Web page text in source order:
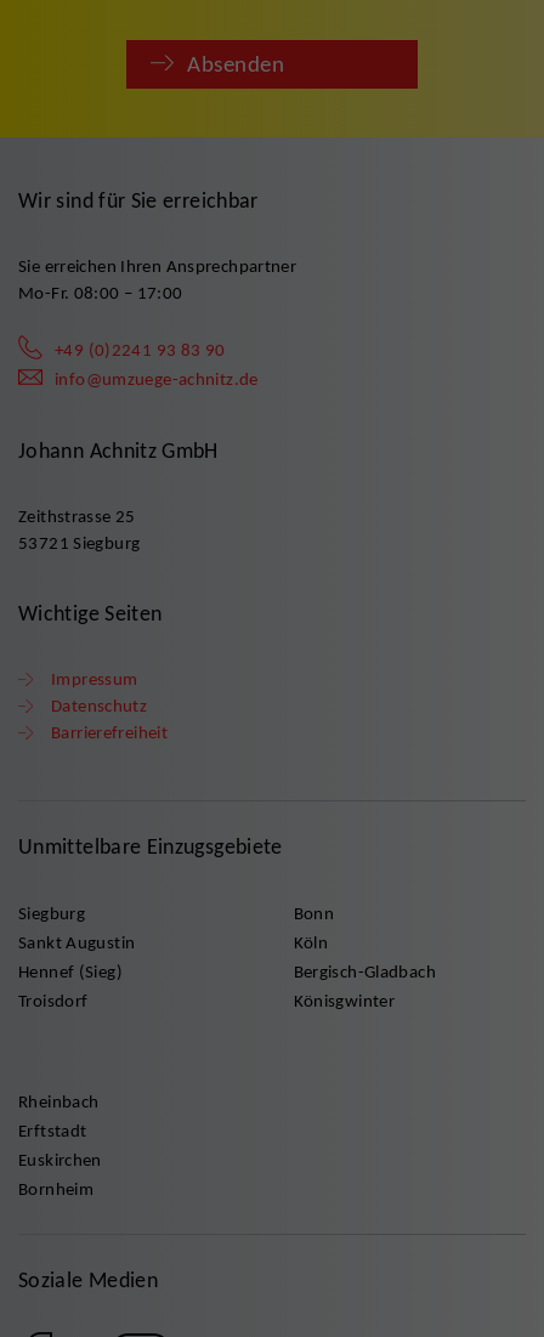
Absenden
Wir sind für Sie erreichbar
Sie erreichen Ihren Ansprechpartner
Mo-Fr. 08:00 – 17:00
+49 (0)2241 93 83 90
info@umzuege-achnitz.de
Johann Achnitz GmbH
Zeithstrasse 25
53721 Siegburg
Wichtige Seiten
Impressum
Datenschutz
Barrierefreiheit
Unmittelbare Einzugsgebiete
Siegburg
Sankt Augustin
Hennef (Sieg)
Troisdorf
Bonn
Köln
Bergisch-Gladbach
Könisgwinter
Rheinbach
Erftstadt
Euskirchen
Bornheim
Soziale Medien